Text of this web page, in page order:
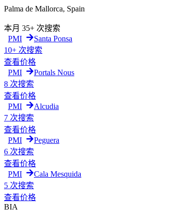
Palma de Mallorca, Spain
本月 35+ 次搜索
PMI
Santa Ponsa
10+ 次搜索
查看价格
PMI
Portals Nous
8 次搜索
查看价格
PMI
Alcudia
7 次搜索
查看价格
PMI
Peguera
6 次搜索
查看价格
PMI
Cala Mesquida
5 次搜索
查看价格
BIA